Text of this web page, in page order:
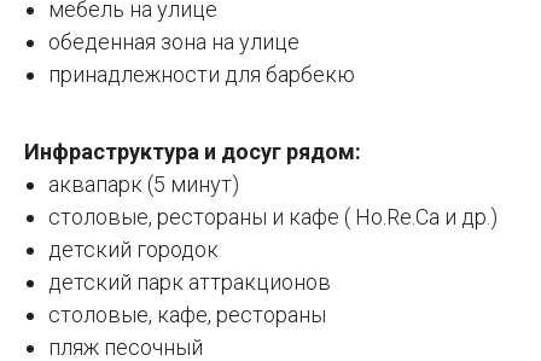
мебель на улице
обеденная зона на улице
принадлежности для барбекю
Инфраструктура и досуг рядом:
аквапарк (5 минут)
столовые, рестораны и кафе ( Ho.Re.Ca и др.)
детский городок
детский парк аттракционов
столовые, кафе, рестораны
пляж песочный